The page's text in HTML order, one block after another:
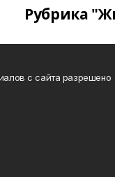
Рубрика
с сайта разрешено